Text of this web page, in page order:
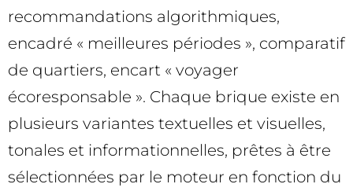
recommandations algorithmiques,
encadré « meilleures périodes », comparatif
de quartiers, encart « voyager
écoresponsable ». Chaque brique existe en
plusieurs variantes textuelles et visuelles,
tonales et informationnelles, prêtes à être
sélectionnées par le moteur en fonction du